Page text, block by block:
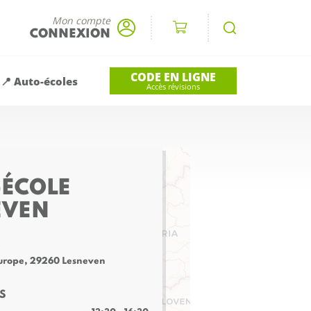
Mon compte
CONNEXION
📍 Auto-écoles CODE EN LIGNE
Accès révisions
29260 Lesneven